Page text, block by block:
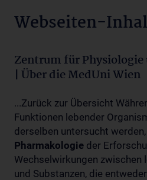
Webseiten-
Zentrum für
| Über die MedUni Wien
...Zurück zur Übersicht
Funktionen lebender
derselben untersucht
Pharmakologie der
Wechselwirkungen zwischen
und Substanzen, die